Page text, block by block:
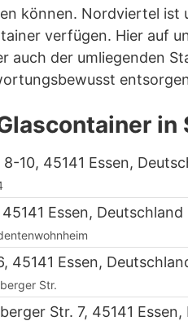
können. Nordviertel
verfügen. Hier auf
auch der umliegenden
10, 45141 Essen,
Essen, Deutschland
45141 Essen,
Str.
Str. 7, 45141